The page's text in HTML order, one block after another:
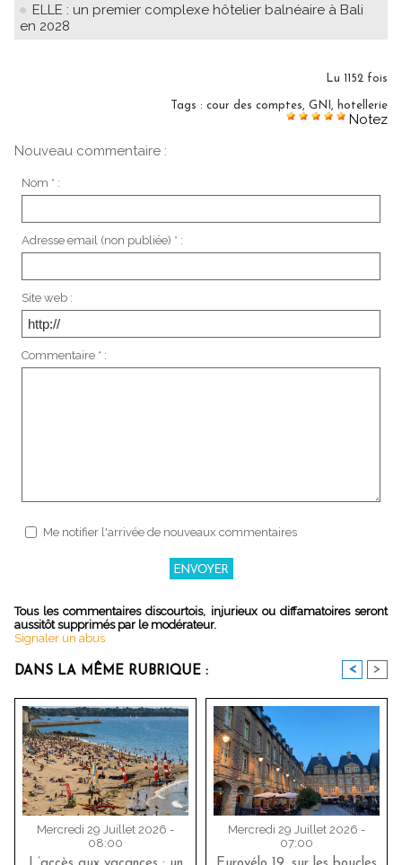
ELLE : un premier complexe hôtelier balnéaire à Bali
en 2028
Lu 1152 fois
Tags : cour des comptes, GNI , hotellerie
Notez
Nouveau commentaire :
Nom * :
Adresse email (non publiée) * :
Site web :
Commentaire * :
Me notifier l'arrivée de nouveaux commentaires
Tous les commentaires discourtois, injurieux ou diffamatoires seront
aussitôt supprimés par le modérateur.
Signaler un abus
DANS LA MÊME RUBRIQUE : < >
Mercredi 29 Juillet 2026 -
08:00
Mercredi 29 Juillet 2026 -
07:00